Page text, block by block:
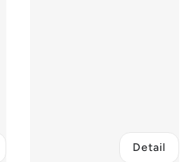
Detail